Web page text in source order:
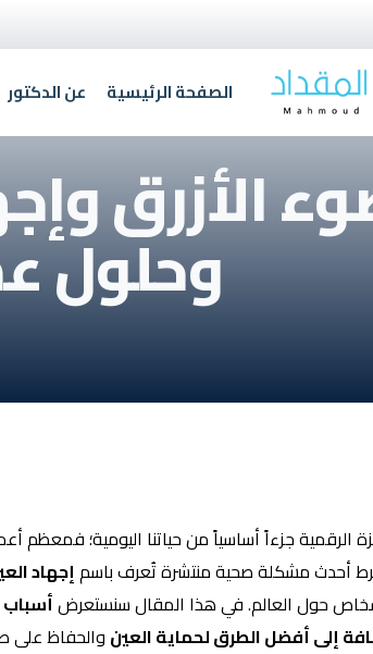
الصفحة الرئيسية عن الدكتور
الأزرق
وحلول
الرقمية جزءاً أساسياً من حياتنا اليومية؛ فمعظم
أحدث مشكلة صحية منتشرة تُعرف باسمإجهاد
حول العالم. في هذا المقال سنستعرضأسباب
إلى أفضل الطرق لحماية العين والحفاظ على